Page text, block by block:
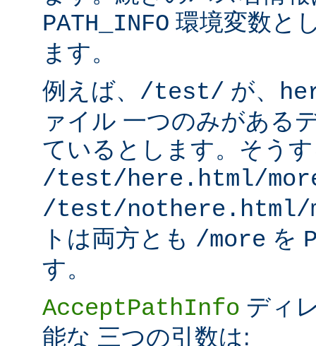
PATH_INFO 環境変数と
ます。
例えば、 /test/ が、
ァイル 一つのみがある
ているとします。そう
/test/here.html/
/test/nothere.html/
トは両方とも /more を
す。
AcceptPathInfo ディ
能な 三つの引数は: